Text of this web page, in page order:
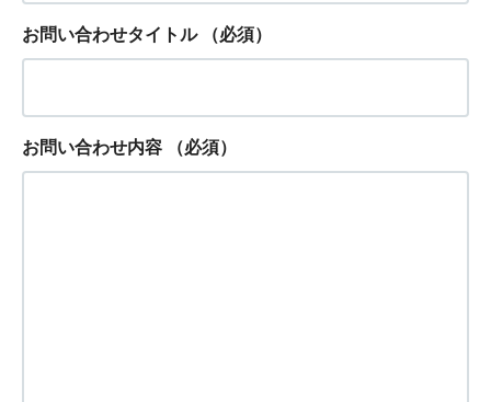
お問い合わせタイトル （必須）
お問い合わせ内容 （必須）